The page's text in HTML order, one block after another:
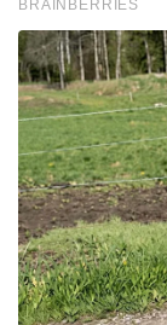
BRAINBERRIES